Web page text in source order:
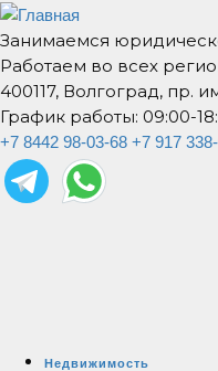
Занимаемся
Работаем во всех
400117, Волгоград, пр.
График работы: 09:00-
+7 8442 98-03-68 +7 917
Недвижимость